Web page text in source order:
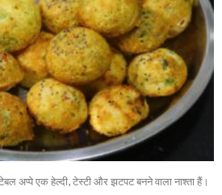
अप्पे एक हेल्दी, टेस्टी और झटपट बनने वाला नाश्ता हैं।